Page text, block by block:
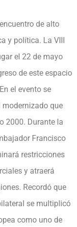
de alto
y política. La VIII
el 22 de mayo
de este espacio
el evento se
que
2000. Durante la
Francisco
restricciones
y atraerá
Recordó que
se multiplicó
como uno de